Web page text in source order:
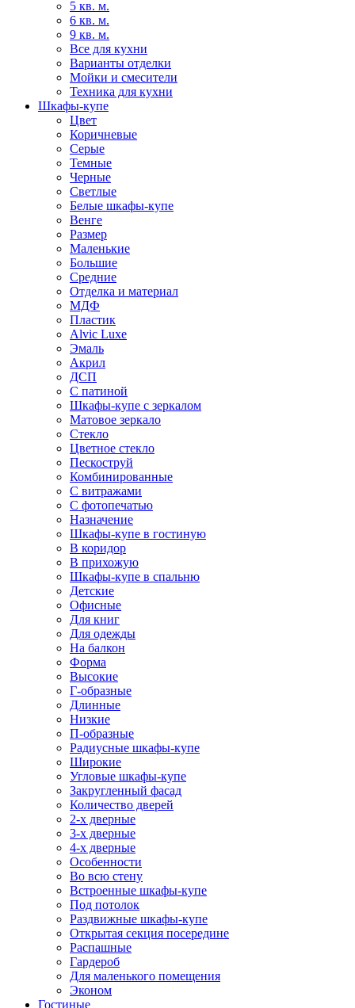
5 кв. м.
6 кв. м.
9 кв. м.
Все для кухни
Варианты отделки
Мойки и смесители
Техника для кухни
Шкафы-купе
Цвет
Коричневые
Серые
Темные
Черные
Светлые
Белые шкафы-купе
Венге
Размер
Маленькие
Большие
Средние
Отделка и материал
МДФ
Пластик
Alvic Luxe
Эмаль
Акрил
ДСП
С патиной
Шкафы-купе с зеркалом
Матовое зеркало
Стекло
Цветное стекло
Пескоструй
Комбинированные
С витражами
С фотопечатью
Назначение
Шкафы-купе в гостиную
В коридор
В прихожую
Шкафы-купе в спальню
Детские
Офисные
Для книг
Для одежды
На балкон
Форма
Высокие
Г-образные
Длинные
Низкие
П-образные
Радиусные шкафы-купе
Широкие
Угловые шкафы-купе
Закругленный фасад
Количество дверей
2-х дверные
3-х дверные
4-х дверные
Особенности
Во всю стену
Встроенные шкафы-купе
Под потолок
Раздвижные шкафы-купе
Открытая секция посередине
Распашные
Гардероб
Для маленького помещения
Эконом
Гостиные